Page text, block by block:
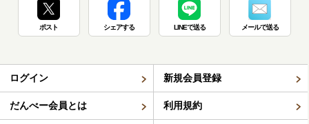
ポスト シェアする LINEで送る メールで送る
ログイン 新規会員登録
だんべー会員とは 利用規約